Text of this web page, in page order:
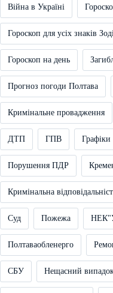
Війна в Україні
Гороскоп для усіх знаків
Гороскоп на день
Прогноз погоди Полтава
Кримінальне провадження
ДТП ГПВ
Порушення ПДР
Кримінальна
Суд Пожежа
Полтаваобленерго
СБУ Нещасний